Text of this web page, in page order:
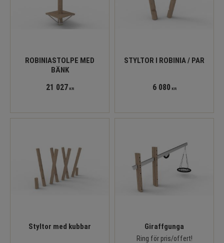
ROBINIASTOLPE MED
BÄNK
21 027 KR
STYLTOR I ROBINIA / PAR
6 080KR
Styltor med kubbar Giraffgunga
Ring för pris/offert!